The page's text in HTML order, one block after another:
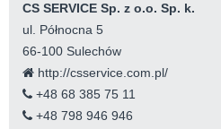
CS SERVICE Sp. z o.o. Sp. k.
ul. Północna 5
66-100 Sulechów
http://csservice.com.pl/
+48 68 385 75 11
+48 798 946 946